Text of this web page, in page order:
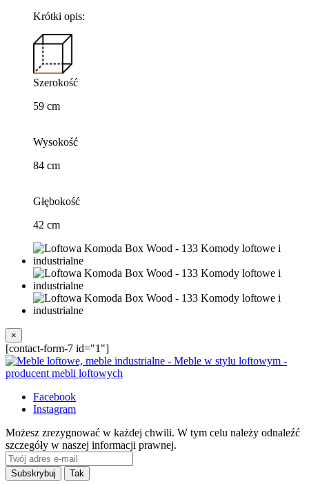
Krótki opis:
Szerokość
59 cm
Wysokość
84 cm
Głębokość
42 cm
×
[contact-form-7 id="1"]
Facebook
Instagram
Możesz zrezygnować w każdej chwili. W tym celu należy odnaleźć
szczegóły w naszej informacji prawnej.